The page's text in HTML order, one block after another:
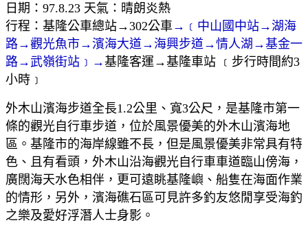
日期：97.8.23 天氣：晴朗炎熱
行程：基隆公車總站→302公車→﹝中山國中站→湖海
路→觀光魚市→濱海大道→海興步道→情人湖→基金一
路→武嶺街站﹞→基隆客運→基隆車站 ﹝步行時間約3
小時﹞
外木山濱海步道全長1.2公里、寬3公尺，是基隆市第一
條的觀光自行車步道，位於風景優美的外木山濱海地
區。基隆市的海岸線雖不長，但是風景優美非常具有特
色、且有看頭，外木山沿海觀光自行車車道臨山傍海，
廣闊海天水色相伴，更可遠眺基隆嶼、船隻在海面作業
的情形，另外，濱海礁石區可見許多釣友悠閒享受海釣
之樂及愛好浮潛人士身影。